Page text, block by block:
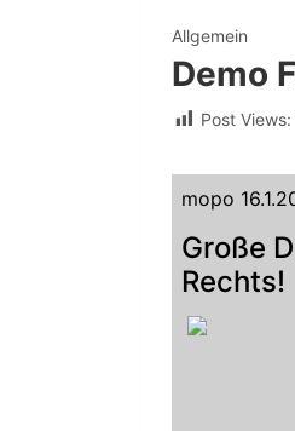
Allgemein
Demo
Post Views:
mopo
Große
Rechts!